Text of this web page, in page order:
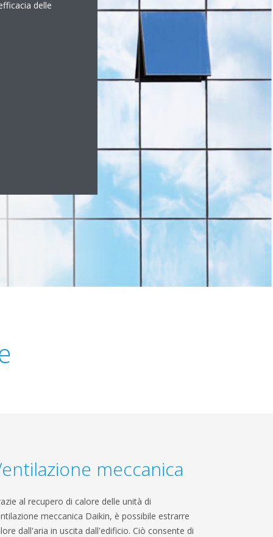
meccanica
al recupero di calore delle unità di
meccanica Daikin, è possibile estrarre
dall'aria in uscita dall'edificio. Ciò consente di
delle